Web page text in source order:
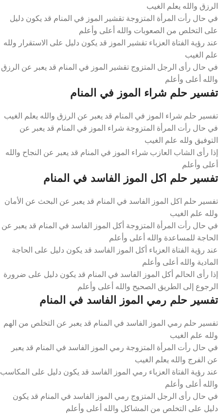
الرزق والله يعلم الغيب
في حال رأت المرأة المتزوجة تقشير الموز في المنام قد يكون دليل
على التخلص من الصعوبات والله أعلى وأعلم
عند رؤية الفتاة العزباء تقشير الموز قد يكون دليل على الاستقرار ولله
علم الغيب
في حال رأى الرجل المتزوج تقشير الموز في المنام قد يعبر عن الرزق
والله أعلى وأعلم
تفسير حلم شراء الموز في المنام
تفسير حلم شراء الموز في المنام قد يعبر عن الرزق والله يعلم الغيب
في حال رأت المرأة المتزوجة شراء الموز في المنام قد يعبر عن
التوفيق ولله علم الغيب
إذا رأى الشاب العازب شراء الموز في المنام قد يعبر عن النجاح والله
أعلى وأعلم
تفسير حلم اكل الموز الفاسد في المنام
تفسير حلم اكل الموز الفاسد في المنام قد يعبر عن البحث عن الأمان
ولله علم الغيب
في حال رأت المرأة المتزوجة أكل الموز الفاسد في المنام قد يعبر عن
الحاجة للمساعدة والله أعلى وأعلم
عند رؤية الفتاة العزباء أكل الموز الفاسد قد يكون دليل على الحاجة
المادية والله أعلى وأعلم
إذا رأى الحالم أكل الموز الفاسد في المنام قد يكون دليل على ضرورة
الرجوع إلى الطريق الصحيح والله أعلى وأعلم
تفسير حلم رمي الموز الفاسد في المنام
تفسير حلم رمي الموز الفاسد في المنام قد يعبر عن التخلص من الهم
ولله علم الغيب
في حال رأت المرأة المتزوجة رمي الموز الفاسد في المنام قد يعبر
عن الفرج والله يعلم الغيب
عند رؤية الفتاة العزباء رمي الموز الفاسد قد يكون دليل على المكاسب
والله أعلى وأعلم
في حال رأى الرجل المتزوج رمي الموز الفاسد في المنام قد يكون
دليل على التخلص من المشاكل والله أعلى وأعلم